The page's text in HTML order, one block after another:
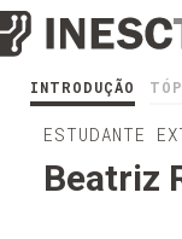
INTRODUÇÃO
ESTUDANTE
Beatriz